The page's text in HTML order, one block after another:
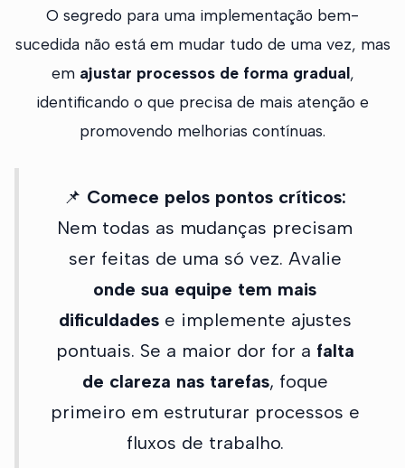
O segredo para uma implementação bem-
sucedida não está em mudar tudo de uma vez, mas
em ajustar processos de forma gradual,
identificando o que precisa de mais atenção e
promovendo melhorias contínuas.
📌 Comece pelos pontos críticos:
Nem todas as mudanças precisam
ser feitas de uma só vez. Avalie
onde sua equipe tem mais
dificuldadese implemente ajustes
pontuais. Se a maior dor for a falta
de clareza nas tarefas, foque
primeiro em estruturar processos e
fluxos de trabalho.